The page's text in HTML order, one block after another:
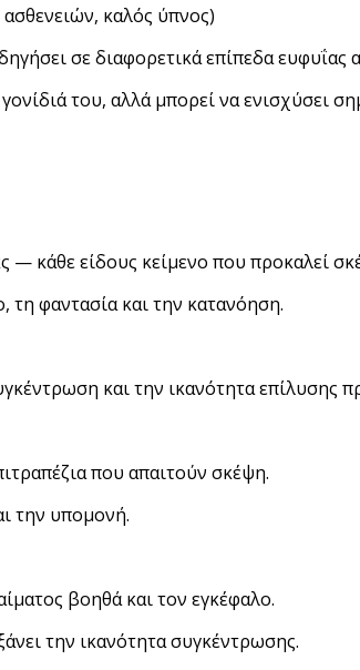
καλός ύπνος)
σε διαφορετικά επίπεδα ευφυΐας
του, αλλά μπορεί να ενισχύσει
— κάθε είδους κείμενο που προκαλεί
τη φαντασία και την κατανόηση.
και την ικανότητα επίλυσης
που απαιτούν σκέψη.
την υπομονή.
βοηθά και τον εγκέφαλο.
την ικανότητα συγκέντρωσης.